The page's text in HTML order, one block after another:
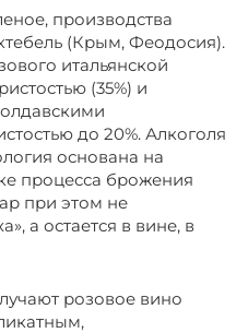
производства
(Крым, Феодосия).
итальянской
(35%) и
до 20%. Алкоголя
основана на
процесса брожения
при этом не
а остается в вине, в
розовое вино